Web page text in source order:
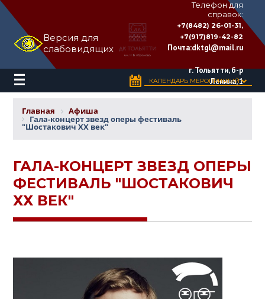
Версия для
слабовидящих
ДВОРЕЦ
КУЛЬТУРЫ
«ТОЛЬЯТТИ»
имени
Телефон для
справок:
+7(8482) 26-01-31,
+7(917)819-42-82
Почта:dktgl@mail.ru
г. Тольятти, б-р
Ленина, 1
КАЛЕНДАРЬ МЕРОПРИЯТИЙ
Главная Афиша
Гала-концерт звезд оперы фестиваль
"Шостакович ХХ век"
ГАЛА-КОНЦЕРТ ЗВЕЗД ОПЕРЫ
ФЕСТИВАЛЬ "ШОСТАКОВИЧ
ХХ ВЕК"